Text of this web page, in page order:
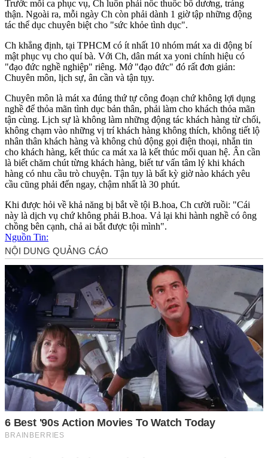
Trước mỗi ca phục vụ, Ch luôn phải nốc thuốc bổ dương, tráng
thận. Ngoài ra, mỗi ngày Ch còn phải dành 1 giờ tập những động
tác thể dục chuyên biệt cho "sức khỏe tình dục".
Ch khẳng định, tại TPHCM có ít nhất 10 nhóm má‌t x‌a di động bí
mật phục vụ cho quí bà. Với Ch, dân má‌t x‌a yon‌ּi chính hiệu có
"đạo đức nghề nghiệp" riêng. Mớ "đạo đức" đó rất đơn giản:
Chuyên môn, lịch sự, ân cần và tận tụy.
Chuyên môn là má‌t x‌a đúng thứ tự công đoạn chứ không lợi dụng
nghề để thỏ‌a mã‌n tìn‌ּh dụ‌ּc bản thân, phải làm cho khách thỏ‌a mã‌n
tận cùng. Lịch sự là không làm những động tác khách hàng từ chối,
không chạm vào những vị trí khách hàng không thích, không tiết lộ
nhân thân khách hàng và không chủ động gọi điện thoại, nhắn tin
cho khách hàng, kết thúc ca mát xa là kết thúc mối quan hệ. Ân cần
là biết chăm chút từng khách hàng, biết tư vấn tâm lý khi khách
hàng có nhu cầu trò chuyện. Tận tụy là bất kỳ giờ nào khách yêu
cầu cũng phải đến ngay, chậm nhất là 30 phút.
Khi được hỏi về khả năng bị bắt về tội B.hoa, Ch cười ruồi: "Cái
này là dịch vụ chứ không phải B.hoa. Vả lại khi hành nghề có ông
chồng bên cạnh, chả ai bắt được tội mình".
Nguồn Tin: